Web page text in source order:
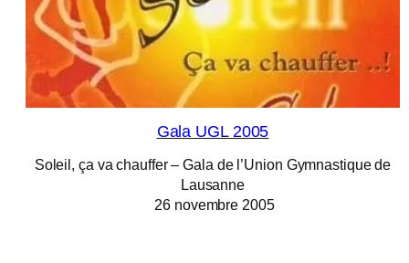
Gala UGL 2005
Soleil, ça va chauffer – Gala de l’Union Gymnastique de
Lausanne
26 novembre 2005